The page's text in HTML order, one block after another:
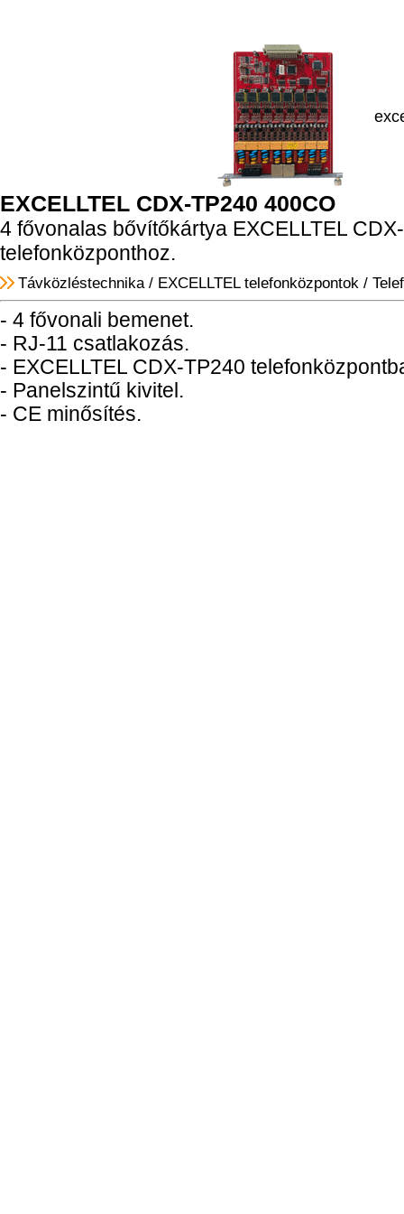
EXCELLTEL CDX-TP240 400CO
4 fővonalas bővítőkártya EXCELLTEL
telefonközponthoz.
Távközléstechnika/ EXCELLTEL telefonközpontok /
- 4 fővonali bemenet.
- RJ-11 csatlakozás.
- EXCELLTEL CDX-TP240
- Panelszintű kivitel.
- CE minősítés.